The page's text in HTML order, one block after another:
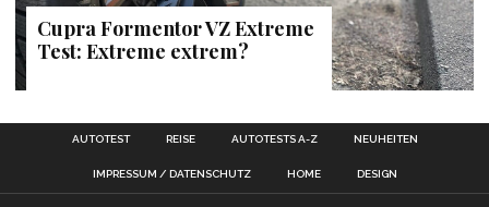
Cupra Formentor VZ Extreme
Test: Extreme extrem?
AUTOTEST REISE AUTOTESTS A-Z NEUHEITEN
IMPRESSUM / DATENSCHUTZ HOME DESIGN